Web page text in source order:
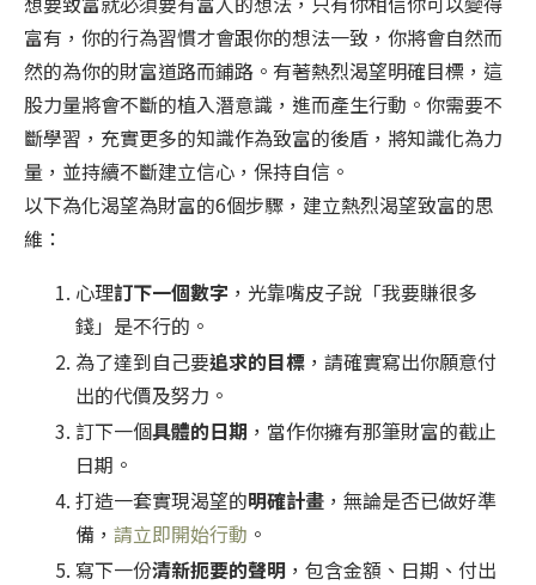
富有，你的行為習慣才會跟你的想法一致，你將會自然而
然的為你的財富道路而鋪路。有著熱烈渴望明確目標，這
股力量將會不斷的植入潛意識，進而產生行動。你需要不
斷學習，充實更多的知識作為致富的後盾，將知識化為力
量，並持續不斷建立信心，保持自信。
以下為化渴望為財富的6個步驟，建立熱烈渴望致富的思
維：
心理訂下一個數字 ，光靠嘴皮子說「我要賺很多
錢」是不行的。
為了達到自己要追求的目標 ，請確實寫出你願意付
出的代價及努力。
訂下一個具體的日期 ，當作你擁有那筆財富的截止
日期。
打造一套實現渴望的明確計畫 ，無論是否已做好準
備， 請立即開始行動 。
寫下一份清新扼要的聲明 ，包含金額、日期、付出